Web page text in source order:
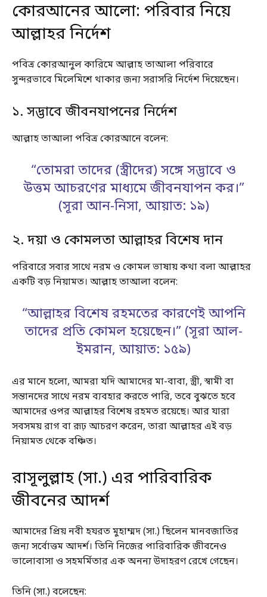
কোরআনের আলো: পরিবার নিয়ে
আল্লাহর নির্দেশ
পবিত্র কোরআনুল কারিমে আল্লাহ তাআলা পরিবারে
সুন্দরভাবে মিলেমিশে থাকার জন্য সরাসরি নির্দেশ দিয়েছেন।
১. সদ্ভাবে জীবনযাপনের নির্দেশ
আল্লাহ তাআলা পবিত্র কোরআনে বলেন:
“তোমরা তাদের (স্ত্রীদের) সঙ্গে সদ্ভাবে ও
উত্তম আচরণের মাধ্যমে জীবনযাপন কর।”
(সূরা আন-নিসা, আয়াত: ১৯)
২. দয়া ও কোমলতা আল্লাহর বিশেষ দান
পরিবারে সবার সাথে নরম ও কোমল ভাষায় কথা বলা আল্লাহর
একটি বড় নিয়ামত। আল্লাহ তাআলা বলেন:
“আল্লাহর বিশেষ রহমতের কারণেই আপনি
তাদের প্রতি কোমল হয়েছেন।” (সূরা আল-
ইমরান, আয়াত: ১৫৯)
এর মানে হলো, আমরা যদি আমাদের মা-বাবা, স্ত্রী, স্বামী বা
সন্তানদের সাথে নরম ব্যবহার করতে পারি, তবে বুঝতে হবে
আমাদের ওপর আল্লাহর বিশেষ রহমত রয়েছে। আর যারা
সবসময় রাগ বা রূঢ় আচরণ করেন, তারা আল্লাহর এই বড়
নিয়ামত থেকে বঞ্চিত।
রাসূলুল্লাহ (সা.) এর পারিবারিক
জীবনের আদর্শ
আমাদের প্রিয় নবী হযরত মুহাম্মদ (সা.) ছিলেন মানবজাতির
জন্য সর্বোত্তম আদর্শ। তিনি নিজের পারিবারিক জীবনেও
ভালোবাসা ও সহমর্মিতার এক অনন্য উদাহরণ রেখে গেছেন।
তিনি (সা.) বলেছেন: